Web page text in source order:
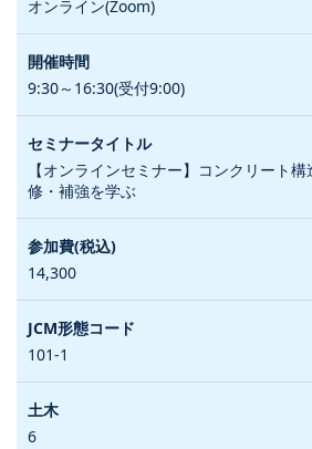
オンライン(Zoom)
9:30～16:30(受付9:00)
【オンラインセミナー】コンクリート
修・補強を学ぶ
14,300
101-1
6